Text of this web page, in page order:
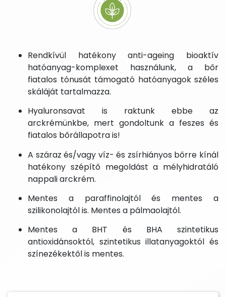
Rendkívül hatékony anti-ageing bioaktív
hatóanyag-komplexet használunk, a bőr
fiatalos tónusát támogató hatóanyagok széles
skáláját tartalmazza.
Hyaluronsavat is raktunk ebbe az
arckrémünkbe, mert gondoltunk a feszes és
fiatalos bőrállapotra is!
A száraz és/vagy víz- és zsírhiányos bőrre kínál
hatékony szépítő megoldást a mélyhidratáló
nappali arckrém.
Mentes a paraffinolajtól és mentes a
szilikonolajtól is. Mentes a pálmaolajtól.
Mentes a BHT és BHA szintetikus
antioxidánsoktól, szintetikus illatanyagoktól és
színezékektől is mentes.